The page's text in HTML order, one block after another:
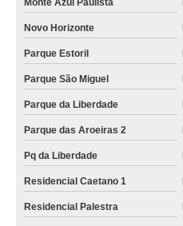
Monte Azul Paulista
Novo Horizonte
Parque Estoril
Parque São Miguel
Parque da Liberdade
Parque das Aroeiras 2
Pq da Liberdade
Residencial Caetano 1
Residencial Palestra